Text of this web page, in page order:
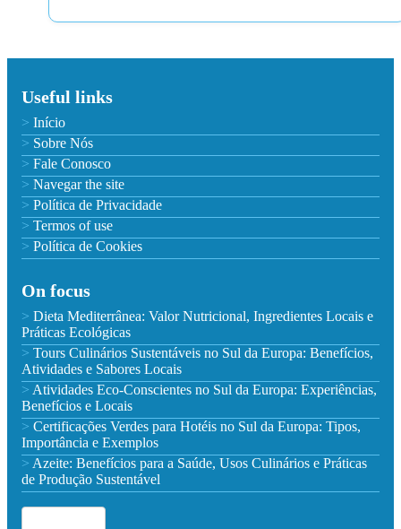
Useful links
Início
Sobre Nós
Fale Conosco
Navegar the site
Política de Privacidade
Termos of use
Política de Cookies
On focus
Dieta Mediterrânea: Valor Nutricional, Ingredientes Locais e
Práticas Ecológicas
Tours Culinários Sustentáveis no Sul da Europa: Benefícios,
Atividades e Sabores Locais
Atividades Eco-Conscientes no Sul da Europa: Experiências,
Benefícios e Locais
Certificações Verdes para Hotéis no Sul da Europa: Tipos,
Importância e Exemplos
Azeite: Benefícios para a Saúde, Usos Culinários e Práticas
de Produção Sustentável